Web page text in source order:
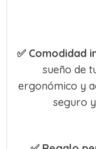
✅ Comodidad
sueño de
ergonómico y
seguro